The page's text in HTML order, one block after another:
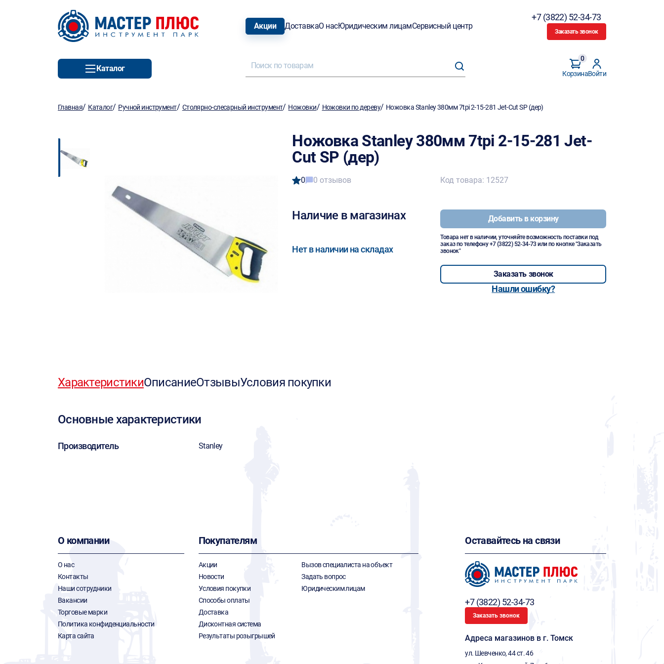
Акции ДоставкаО насЮридическим лицамСервисный центр
+7 (3822) 52-34-73
Заказать звонок
Каталог
Корзина
0
Войти
Главная/ Каталог/ Ручной инструмент/ Столярно-слесарный инструмент/ Ножовки/ Ножовки по дереву/ Ножовка Stanley 380мм 7tpi 2-15-281 Jet-Cut SP (дер)
Ножовка Stanley 380мм 7tpi 2-15-281 Jet-
Cut SP (дер)
0 0 отзывов
Наличие в магазинах
Нет в наличии на складах
Код товара: 12527
Добавить в корзину
Товара нет в наличии, уточняйте возможность поставки под
заказ по телефону+7 (3822) 52-34-73 или по кнопке "Заказать
звонок"
Заказать звонок
Нашли ошибку?
ХарактеристикиОписаниеОтзывыУсловия покупки
Основные характеристики
Производитель Stanley
О компании
О нас
Контакты
Наши сотрудники
Вакансии
Торговые марки
Политика конфиденциальности
Карта сайта
Покупателям
Акции
Новости
Условия покупки
Способы оплаты
Доставка
Дисконтная система
Результаты розыгрышей
Вызов специалиста на объект
Задать вопрос
Юридическим лицам
Оставайтесь на связи
+7 (3822) 52-34-73
Заказать звонок
Адреса магазинов в г. Томск
ул. Шевченко, 44 ст. 46